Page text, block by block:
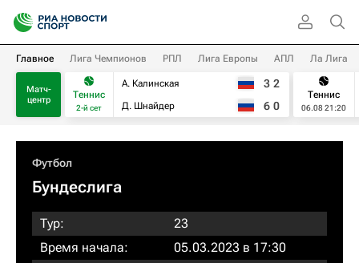
Главное Лига Чемпионов РПЛ Лига Европы АПЛ Ла Лига
Матч-
центр
Теннис
2-й сет
А. Калинская
Д. Шнайдер
3 2
6 0
Теннис
06.08 21:20
Футбол
Бундеслига
Тур:
23
Время начала:
05.03.2023 в 17:30